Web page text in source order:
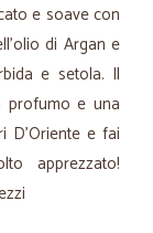
e soave con
di Argan e
e setola. Il
profumo e una
D’Oriente e fai
apprezzato!